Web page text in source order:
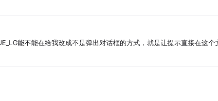
能不能在给我改成不是弹出对话框的方式，就是让提示直接在这个